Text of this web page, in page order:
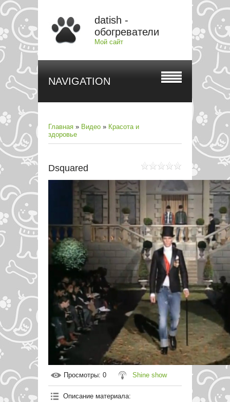
datish -
обогреватели
Мой сайт
NAVIGATION
Главная » Видео » Красота и
здоровье
Dsquared
Просмотры: 0 Shine show
Описание материала: